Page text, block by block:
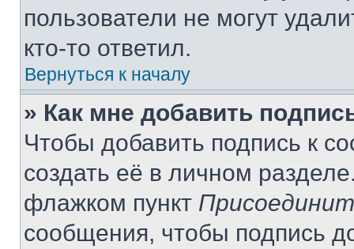
пользователи не могут
кто-то ответил.
Вернуться к началу
» Как мне добавить
Чтобы добавить подпись к
создать её в личном
флажком пункт
сообщения, чтобы подпись